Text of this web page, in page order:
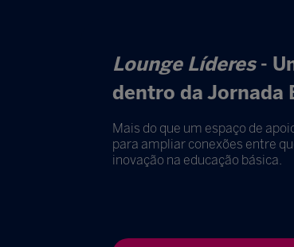
Lounge Líderes-
dentro da Jornada
Mais do que um espaço de
para ampliar conexões entre
inovação na educação básica.